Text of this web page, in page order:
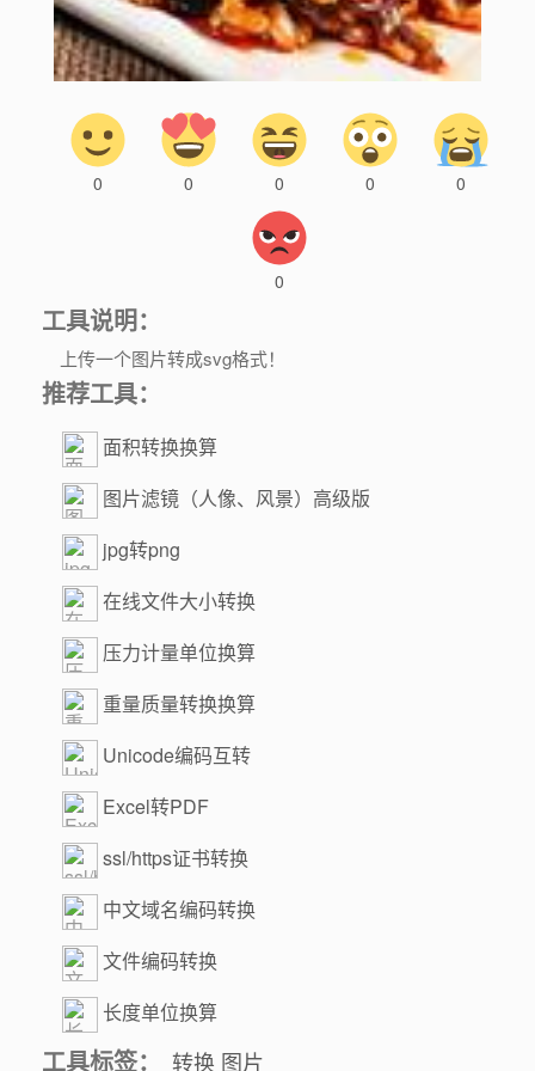
0 0 0 0 0
0
工具说明：
上传一个图片转成svg格式！
推荐工具：
面积转换换算
图片滤镜（人像、风景）高级版
jpg转png
在线文件大小转换
压力计量单位换算
重量质量转换换算
Unicode编码互转
Excel转PDF
ssl/https证书转换
中文域名编码转换
文件编码转换
长度单位换算
工具标签： 转换 图片